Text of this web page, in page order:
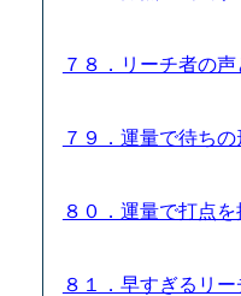
７８．リーチ者の
７９．運量で待ち
８０．運量で打点
８１．早すぎるリ